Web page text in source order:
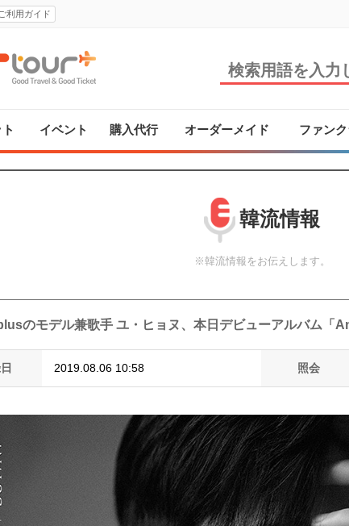
ご利用ガイド
イベント 購入代行 オーダーメイド ファン
韓流情報
※韓流情報をお伝えします。
のモデル兼歌手 ユ・ヒョヌ、本日デビューアルバム「
2019.08.06 10:58 照会